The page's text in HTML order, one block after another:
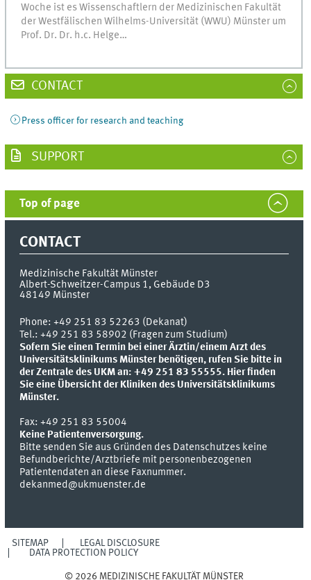
Woche ist es Wissenschaftlern der Medizinischen Fakultät
der Westfälischen Wilhelms-Universität (WWU) Münster um
Prof. Dr. Dr. h.c. Helge…
CONTACT
Press officer for research and teaching
SUPPORT
Top of page
CONTACT
Medizinische Fakultät Münster
Albert-Schweitzer-Campus 1, Gebäude D3
48149 Münster
Phone:+49 251 83 52263 (Dekanat)
Tel.: +49 251 83 58902 (Fragen zum Studium)
Sofern Sie einen Termin bei einer Ärztin/einem Arzt des
Universitätsklinikums Münster benötigen, rufen Sie bitte in
der Zentrale des UKM an: +49 251 83 55555. Hier finden
Sie eine Übersicht der Kliniken des Universitätsklinikums
Münster.
Fax:+49 251 83 55004
Keine Patientenversorgung.
Bitte senden Sie aus Gründen des Datenschutzes keine
Befundberichte/Arztbriefe mit personenbezogenen
Patientendaten an diese Faxnummer.
dekanmed@ukmuenster.de
SITEMAP
LEGAL DISCLOSURE
DATA PROTECTION POLICY
© 2026 MEDIZINISCHE FAKULTÄT MÜNSTER